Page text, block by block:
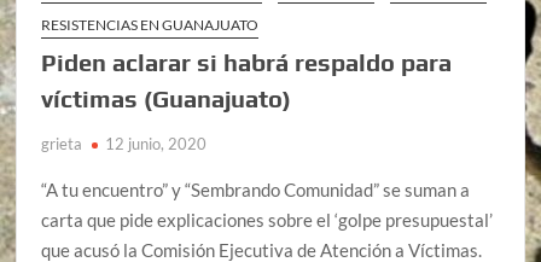
RESISTENCIAS EN GUANAJUATO
Piden aclarar si habrá respaldo para
víctimas (Guanajuato)
grieta 12 junio, 2020
“A tu encuentro” y “Sembrando Comunidad” se suman a
carta que pide explicaciones sobre el ‘golpe presupuestal’
que acusó la Comisión Ejecutiva de Atención a Víctimas.